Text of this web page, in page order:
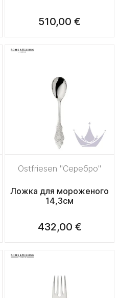
510,00 €
Ostfriesen "Серебро"
Ложка для мороженого
14,3см
432,00 €